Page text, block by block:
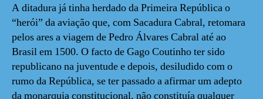
A ditadura já tinha herdado da Primeira República o
“herói” da aviação que, com Sacadura Cabral, retomara
pelos ares a viagem de Pedro Álvares Cabral até ao
Brasil em 1500. O facto de Gago Coutinho ter sido
republicano na juventude e depois, desiludido com o
rumo da República, se ter passado a afirmar um adepto
da monarquia constitucional, não constituía qualquer